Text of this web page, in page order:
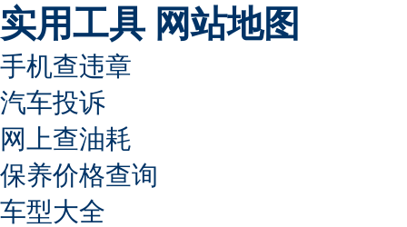
实用工具 网站地图
手机查违章
汽车投诉
网上查油耗
保养价格查询
车型大全